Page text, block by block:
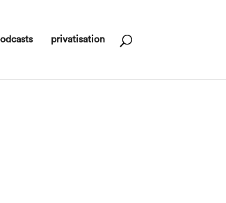
privatisation